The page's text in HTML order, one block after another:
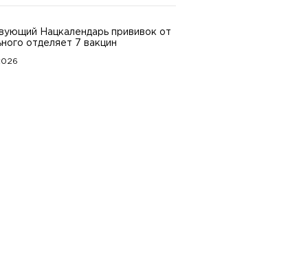
Нацкалендарь прививок от
отделяет 7 вакцин